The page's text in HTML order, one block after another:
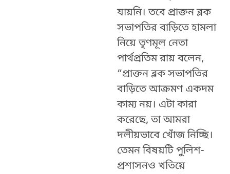
যায়নি। তবে প্রাক্তন ব্লক
সভাপতির বাড়িতে হামলা
নিয়ে তৃণমূল নেতা
পার্থপ্রতিম রায় বলেন,
“প্রাক্তন ব্লক সভাপতির
বাড়িতে আক্রমণ একদম
কাম্য নয়। এটা কারা
করেছে, তা আমরা
দলীয়ভাবে খোঁজ নিচ্ছি।
তেমন বিষয়টি পুলিশ-
প্রশাসনও খতিয়ে